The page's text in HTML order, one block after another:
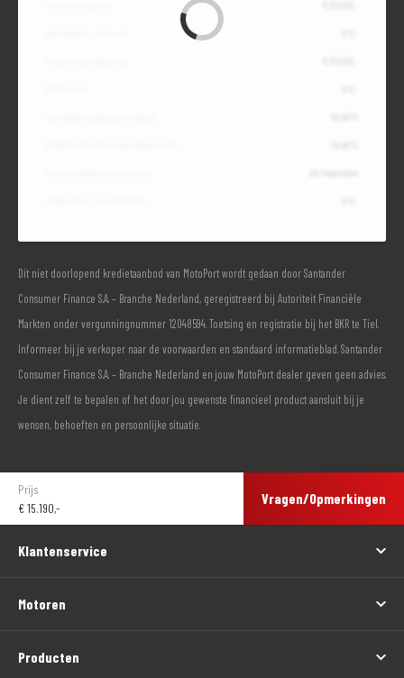
Dit niet doorlopend kredietaanbod van MotoPort wordt gedaan door Santander
Consumer Finance S.A. – Branche Nederland, geregistreerd bij Autoriteit Financiële
Markten onder vergunningnummer 12048594. Toetsing en registratie bij het BKR te Tiel.
Informeer bij je verkoper naar de voorwaarden en standaard informatieblad. Santander
Consumer Finance S.A. – Branche Nederland en jouw MotoPort dealer geven geen advies.
Je dient zelf te bepalen of het door jou gewenste financieel product aansluit bij je
wensen, behoeften en persoonlijke situatie.
Prijs
€15.190,-
Vragen/Opmerkingen
Klantenservice
Motoren
Producten